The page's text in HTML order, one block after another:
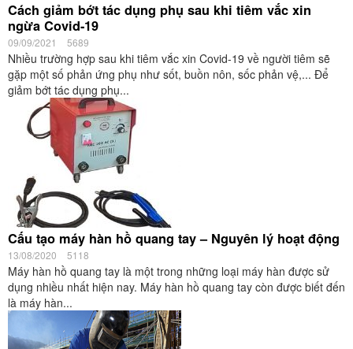
Cách giảm bớt tác dụng phụ sau khi tiêm vắc xin
ngừa Covid-19
09/09/2021 5689
Nhiều trường hợp sau khi tiêm vắc xin Covid-19 về người tiêm sẽ
gặp một số phản ứng phụ như sốt, buồn nôn, sốc phản vệ,... Để
giảm bớt tác dụng phụ...
Cấu tạo máy hàn hồ quang tay – Nguyên lý hoạt động
13/08/2020 5118
Máy hàn hồ quang tay là một trong những loại máy hàn được sử
dụng nhiều nhất hiện nay. Máy hàn hồ quang tay còn được biết đến
là máy hàn...